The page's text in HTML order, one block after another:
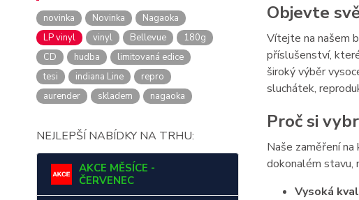
novinka Novinka
Nagaoka
LP vinyl
vinyl Bellevue
180g
CD
hudba
limitovaná edice
tesi
indiana Line
repro
aurender
skladem nagaoka
NEJLEPŠÍ NABÍDKY NA TRHU:
AKCE MĚSÍCE -
ČERVENEC
Objevte
Vítejte na našem
příslušenství,
široký výběr
sluchátek,
Proč si
Naše zaměření
dokonalém stavu,
Vysoká